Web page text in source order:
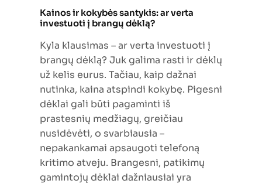
Kainos ir kokybės santykis: ar verta
investuoti į brangų dėklą?
Kyla klausimas – ar verta investuoti į
brangų dėklą? Juk galima rasti ir dėklų
už kelis eurus. Tačiau, kaip dažnai
nutinka, kaina atspindi kokybę. Pigesni
dėklai gali būti pagaminti iš
prastesnių medžiagų, greičiau
nusidėvėti, o svarbiausia –
nepakankamai apsaugoti telefoną
kritimo atveju. Brangesni, patikimų
gamintojų dėklai dažniausiai yra